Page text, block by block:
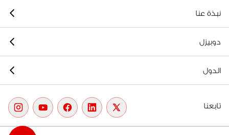
نبذة عنا
دوبيزل
الدول
تابعنا